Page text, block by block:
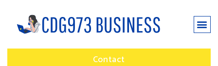
Contact